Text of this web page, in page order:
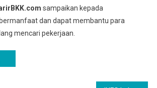
sampaikan kepada
dan dapat membantu para
mencari pekerjaan.